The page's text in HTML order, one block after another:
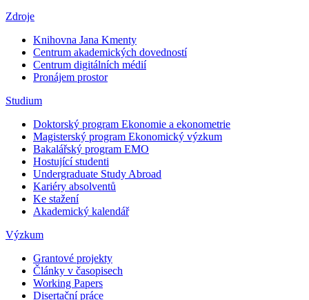
Zdroje
Knihovna Jana Kmenty
Centrum akademických dovedností
Centrum digitálních médií
Pronájem prostor
Studium
Doktorský program Ekonomie a ekonometrie
Magisterský program Ekonomický výzkum
Bakalářský program EMO
Hostující studenti
Undergraduate Study Abroad
Kariéry absolventů
Ke stažení
Akademický kalendář
Výzkum
Grantové projekty
Články v časopisech
Working Papers
Disertační práce